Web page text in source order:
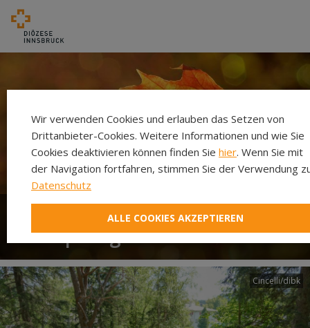
Schöpfung
Cincelli/dibk
Wir verwenden Cookies und erlauben das Setzen von
Drittanbieter-Cookies. Weitere Informationen und wie Sie
Cookies deaktivieren können finden Sie hier. Wenn Sie mit
der Navigation fortfahren, stimmen Sie der Verwendung
Datenschutz
ALLE COOKIES AKZEPTIEREN